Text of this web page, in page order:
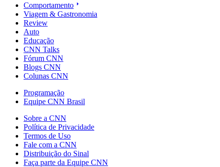
Comportamento
Viagem & Gastronomia
Review
Auto
Educação
CNN Talks
Fórum CNN
Blogs CNN
Colunas CNN
Programação
Equipe CNN Brasil
Sobre a CNN
Política de Privacidade
Termos de Uso
Fale com a CNN
Distribuição do Sinal
Faça parte da Equipe CNN